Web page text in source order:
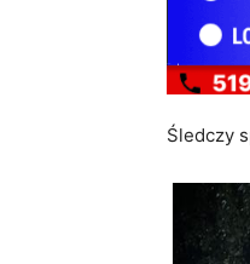
Śledczy